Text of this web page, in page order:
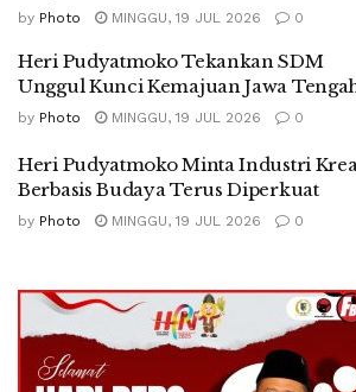
by Photo MINGGU, 19 JUL 2026 0
Heri Pudyatmoko Tekankan SDM
Unggul Kunci Kemajuan Jawa
by Photo MINGGU, 19 JUL 2026 0
Heri Pudyatmoko Minta Industri
Berbasis Budaya Terus Diperkuat
by Photo MINGGU, 19 JUL 2026 0